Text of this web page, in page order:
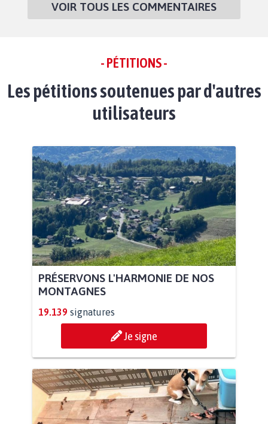
VOIR TOUS LES COMMENTAIRES
- PÉTITIONS -
Les pétitions soutenues par d'autres
utilisateurs
PRÉSERVONS L'HARMONIE DE NOS
MONTAGNES
19.139 signatures
Je signe